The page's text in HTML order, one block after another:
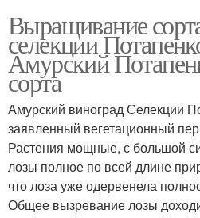
Выращивание
селекции
Амурский
сорта
Амурский виноград Селекции
заявленный вегетационный
Растения мощные, с большой
лозы полное по всей длине
что лоза уже одервенела
Общее вызревание лозы